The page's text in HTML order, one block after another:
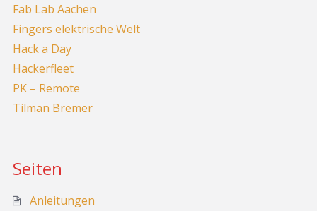
Fab Lab Aachen
Fingers elektrische Welt
Hack a Day
Hackerfleet
PK – Remote
Tilman Bremer
Seiten
Anleitungen